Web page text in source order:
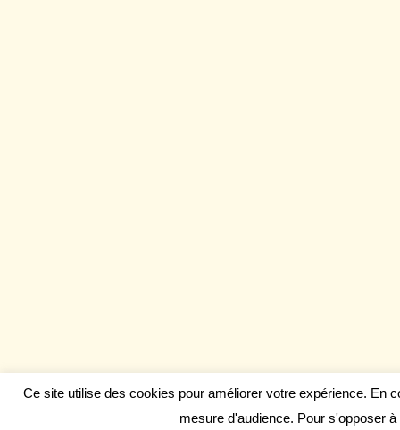
Ce site utilise des cookies pour améliorer votre expérience. En
mesure d'audience. Pour s'opposer